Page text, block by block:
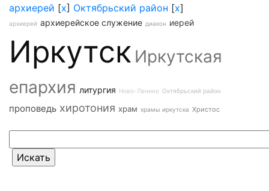
архиерей [x] Октябрьский район [x]
архиерей архиерейское служение диакон иерей
Иркутск Иркутская
епархия литургия Ново-Ленино Октябрьский район
проповедь хиротония храм храмы иркутска Христос